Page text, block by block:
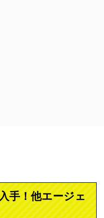
手！他エージェ